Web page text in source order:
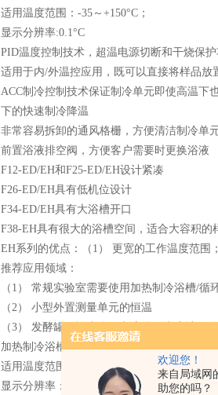
欢迎您！
来自局域网
助您的吗？
适用温度范围：-35～+150°C；
显示分辨率:0.1°C
PID温度控制技术，超温电源切断和干烧保
适用于内/外温控应用，既可以直接将样品
ACC制冷控制技术保证制冷单元即使高温下
下的快速制冷降温
非常容易拆卸的通风格栅，方便清洁制冷单
前置浴液排空阀，方便客户需要时更换浴液
F12-ED/EH和F25-ED/EH设计紧凑
F26-ED/EH具有低机位设计
F34-ED/EH具有大浴槽开口
F38-EH具有很大的浴槽空间，适合大容积的
EH系列的优点：（1） 更宽的工作温度范
推荐应用领域：
（1） 常规实验室需要使用加热制冷浴槽/
（2） 小型外置测量单元的恒温
（3） 发酵罐、旋光仪、电泳仪、光度计、
加热制冷浴槽/循环器F12-ED ?
适用温度范围：-20～100°C
显示分辨率： 0.1°C